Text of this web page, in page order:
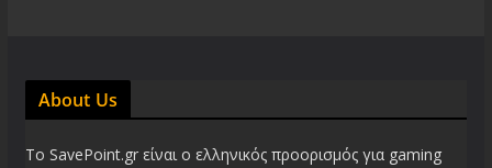
About Us
Το SavePoint.gr είναι ο ελληνικός προορισμός για gaming